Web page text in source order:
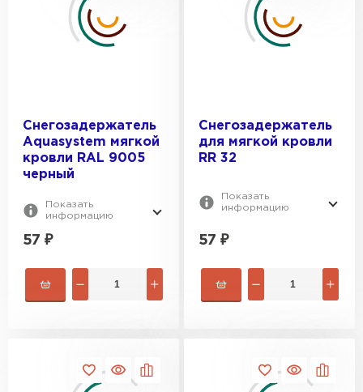
Снегозадержатель
Aquasystem мягкой
кровли RAL 9005
черный
Показать
информацию
57 ₽
Снегозадержатель
для мягкой кровли
RR 32
Показать
информацию
57 ₽
ПЕРЕЙТИ